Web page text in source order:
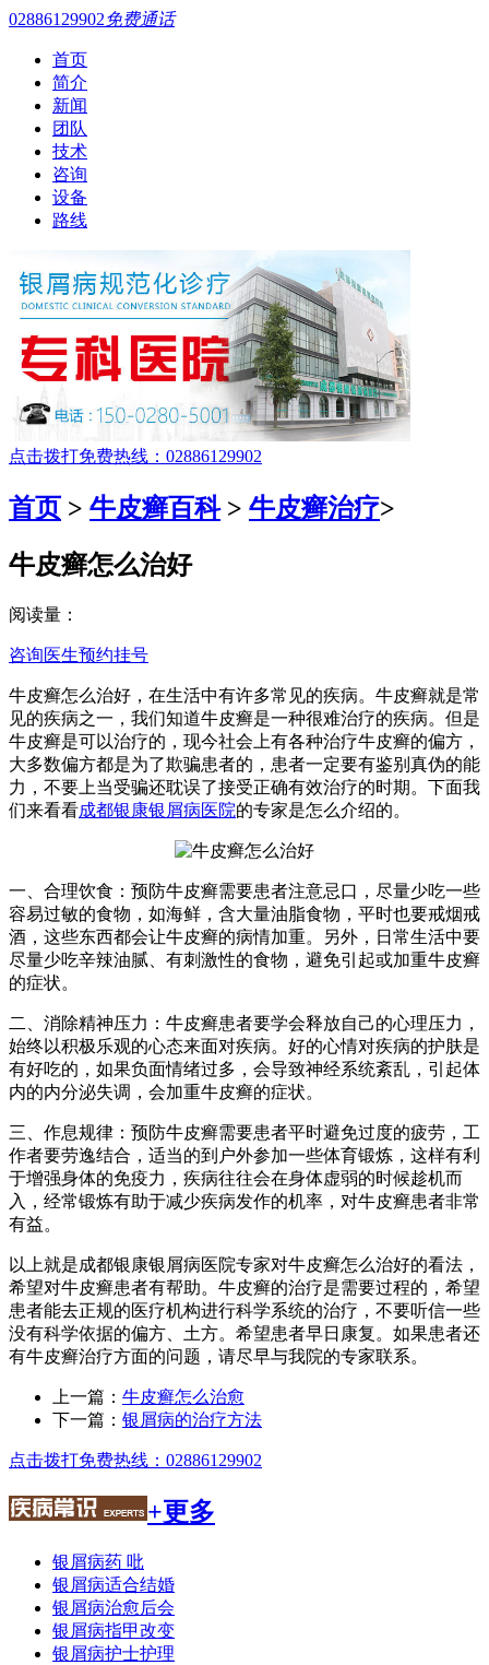
02886129902免费通话
首页
简介
新闻
团队
技术
咨询
设备
路线
点击拨打免费热线：02886129902
首页 > 牛皮癣百科> 牛皮癣治疗>
牛皮癣怎么治好
阅读量：
咨询医生预约挂号
牛皮癣怎么治好，在生活中有许多常见的疾病。牛皮癣就是常
见的疾病之一，我们知道牛皮癣是一种很难治疗的疾病。但是
牛皮癣是可以治疗的，现今社会上有各种治疗牛皮癣的偏方，
大多数偏方都是为了欺骗患者的，患者一定要有鉴别真伪的能
力，不要上当受骗还耽误了接受正确有效治疗的时期。下面我
们来看看成都银康银屑病医院的专家是怎么介绍的。
一、合理饮食：预防牛皮癣需要患者注意忌口，尽量少吃一些
容易过敏的食物，如海鲜，含大量油脂食物，平时也要戒烟戒
酒，这些东西都会让牛皮癣的病情加重。另外，日常生活中要
尽量少吃辛辣油腻、有刺激性的食物，避免引起或加重牛皮癣
的症状。
二、消除精神压力：牛皮癣患者要学会释放自己的心理压力，
始终以积极乐观的心态来面对疾病。好的心情对疾病的护肤是
有好吃的，如果负面情绪过多，会导致神经系统紊乱，引起体
内的内分泌失调，会加重牛皮癣的症状。
三、作息规律：预防牛皮癣需要患者平时避免过度的疲劳，工
作者要劳逸结合，适当的到户外参加一些体育锻炼，这样有利
于增强身体的免疫力，疾病往往会在身体虚弱的时候趁机而
入，经常锻炼有助于减少疾病发作的机率，对牛皮癣患者非常
有益。
以上就是成都银康银屑病医院专家对牛皮癣怎么治好的看法，
希望对牛皮癣患者有帮助。牛皮癣的治疗是需要过程的，希望
患者能去正规的医疗机构进行科学系统的治疗，不要听信一些
没有科学依据的偏方、土方。希望患者早日康复。如果患者还
有牛皮癣治疗方面的问题，请尽早与我院的专家联系。
上一篇： 牛皮癣怎么治愈
下一篇： 银屑病的治疗方法
点击拨打免费热线：02886129902
+更多
银屑病药 吡
银屑病适合结婚
银屑病治愈后会
银屑病指甲改变
银屑病护士护理